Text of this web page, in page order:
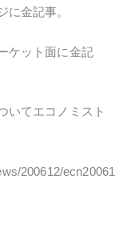
に金記事。
ケット面に金記
いてエコノミスト
200612/ecn20061